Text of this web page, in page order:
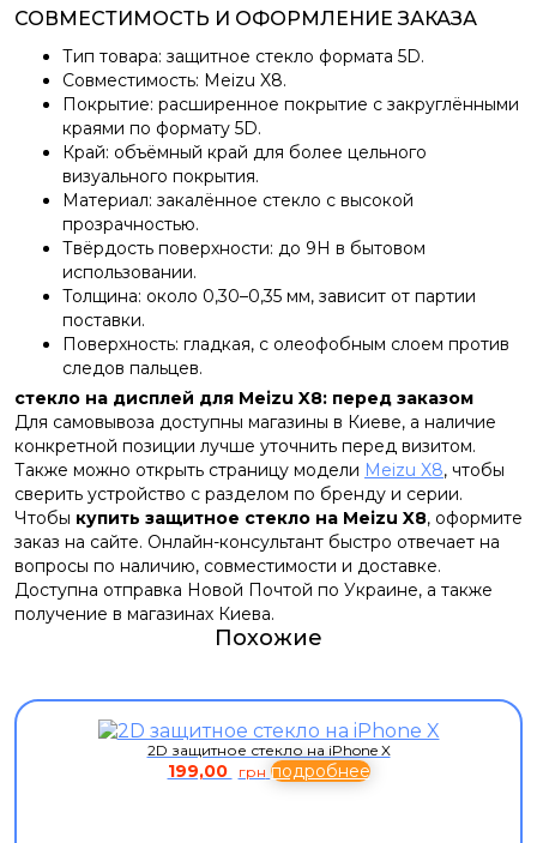
СОВМЕСТИМОСТЬ И ОФОРМЛЕНИЕ ЗАКАЗА
Тип товара: защитное стекло формата 5D.
Совместимость: Meizu X8.
Покрытие: расширенное покрытие с закруглёнными
краями по формату 5D.
Край: объёмный край для более цельного
визуального покрытия.
Материал: закалённое стекло с высокой
прозрачностью.
Твёрдость поверхности: до 9H в бытовом
использовании.
Толщина: около 0,30–0,35 мм, зависит от партии
поставки.
Поверхность: гладкая, с олеофобным слоем против
следов пальцев.
стекло на дисплей для Meizu X8: перед заказом
Для самовывоза доступны магазины в Киеве, а наличие
конкретной позиции лучше уточнить перед визитом.
Также можно открыть страницу модели Meizu X8, чтобы
сверить устройство с разделом по бренду и серии.
Чтобы купить защитное стекло на Meizu X8, оформите
заказ на сайте. Онлайн-консультант быстро отвечает на
вопросы по наличию, совместимости и доставке.
Доступна отправка Новой Почтой по Украине, а также
получение в магазинах Киева.
Похожие
2D защитное стекло на iPhone X
199,00 грн подробнее